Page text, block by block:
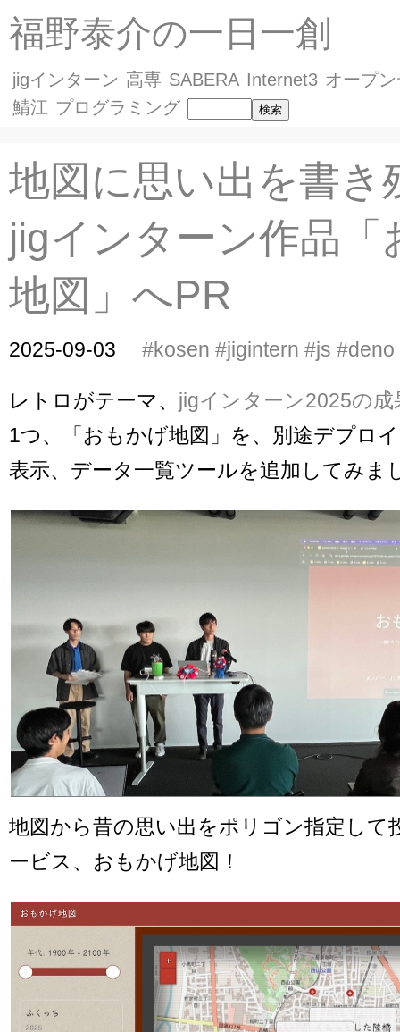
福野泰介の一日一創
jigインターン 高専 SABERA Internet3 オープ
鯖江 プログラミング
地図に思い出を書き
jigインターン作品「
地図」へPR
2025-09-03 #kosen #jigintern #js #deno
レトロがテーマ、 jigインターン2025の成
1つ、「おもかげ地図」を、別途デプロ
表示、データ一覧ツールを追加してみま
地図から昔の思い出をポリゴン指定して
ービス、おもかげ地図！